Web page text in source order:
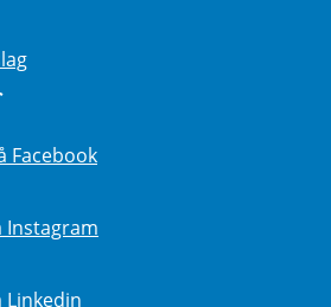
Facebook
Instagram
Linkedin